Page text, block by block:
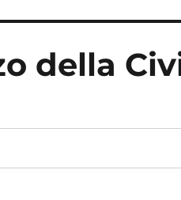
della